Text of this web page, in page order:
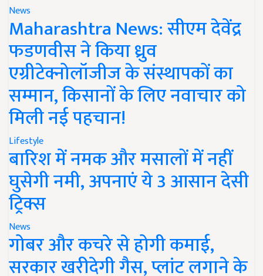
News
Maharashtra News: सीएम देवेंद्र
फडणवीस ने किया ध्रुव
एग्रीटेक्नोलॉजीज के संस्थापकों का
सम्मान, किसानों के लिए नवाचार को
मिली नई पहचान!
Lifestyle
बारिश में नमक और मसालों में नहीं
घुसेगी नमी, अपनाएं ये 3 आसान देसी
ट्रिक्स
News
गोबर और कचरे से होगी कमाई,
सरकार खरीदेगी गैस, प्लांट लगाने के